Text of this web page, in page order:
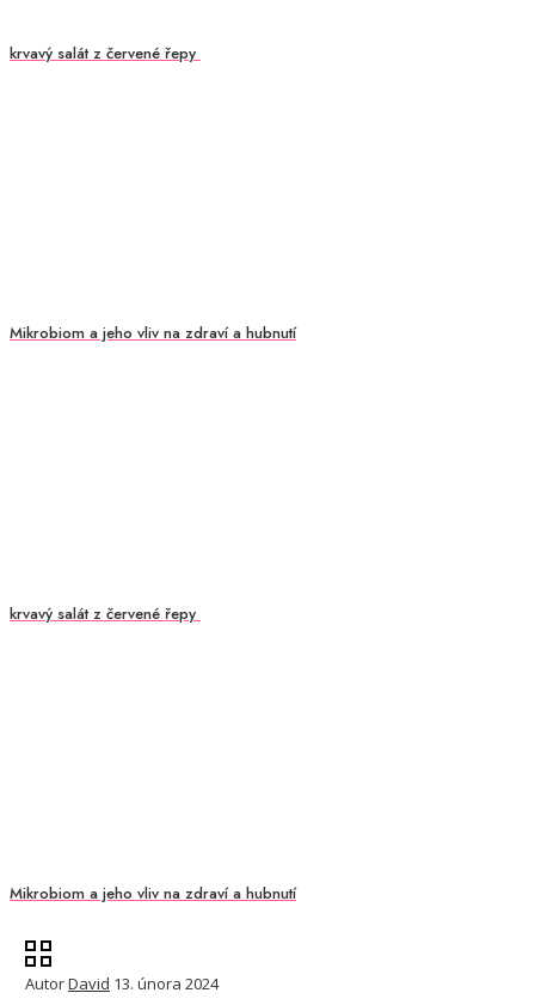
krvavý salát z červené řepy
Mikrobiom a jeho vliv na zdraví a hubnutí
krvavý salát z červené řepy
Mikrobiom a jeho vliv na zdraví a hubnutí
AutorDavid 13. února 2024